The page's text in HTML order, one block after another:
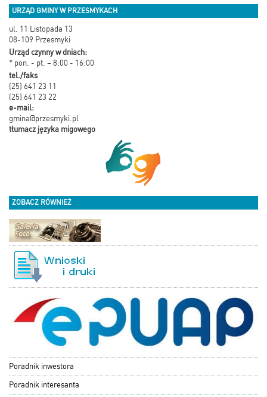
URZĄD GMINY W PRZESMYKACH
ul. 11 Listopada 13
08-109 Przesmyki
Urząd czynny w dniach:
* pon. - pt. – 8:00 - 16:00
tel./faks
(25) 641 23 11
(25) 641 23 22
e-mail:
gmina@przesmyki.pl
tłumacz języka migowego
ZOBACZ RÓWNIEŻ
Poradnik inwestora
Poradnik interesanta